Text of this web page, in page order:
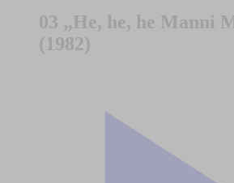
03 „He, he, he Manni
(1982)